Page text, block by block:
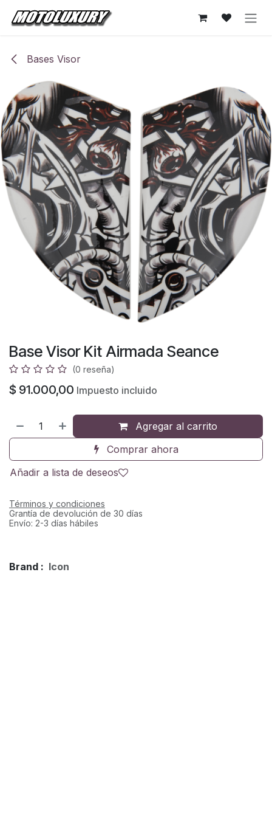
Ir al contenido
Bases Visor
Base Visor Kit Airmada Seance
(0 reseña)
$ 91.000,00 Impuesto incluido
Agregar al carrito
Comprar ahora
Añadir a lista de deseos
Términos y condiciones
Grantía de devolución de 30 días
Envío: 2-3 días hábiles
Brand : Icon